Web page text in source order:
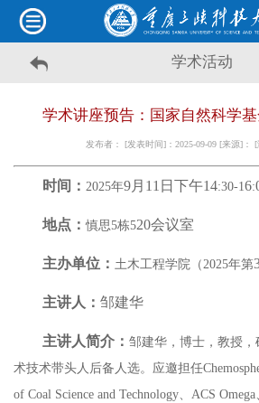
学术活动
学术讲座预告：国家自然科学
发布者： [发表时间]：2025-09-09 [来源]： [
时间： 2025年9月 11 日下午14:30-16:
地点：慎思5栋520会议室
主办单位： 土木工程学院（2025年第
主讲人： 邹建华
主讲人简介： 邹建华，博士，教授
术技术带头人后备人选。应邀担任
of Coal Science and Technology、 ACS Omega